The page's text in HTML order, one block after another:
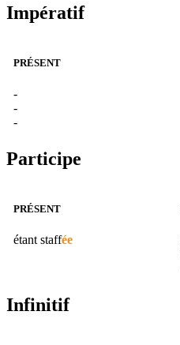
Impératif
PRÉSENT
-
-
-
Participe
PRÉSENT
étant staffée
Infinitif